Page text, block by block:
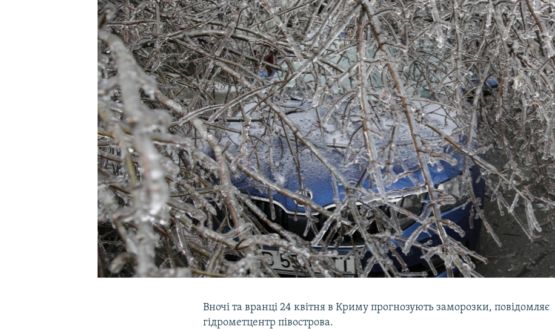
УКРАЇНСЬКА ПРОБЛЕМА КРИМУ
Вночі та вранці 24 квітня в Криму прогнозують заморозки, повідомляє
гідрометцентр півострова.